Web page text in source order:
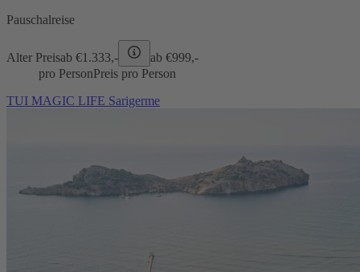
Pauschalreise
Alter Preisab €1.333,- ab €999,-
pro PersonPreis pro Person
TUI MAGIC LIFE Sarigerme